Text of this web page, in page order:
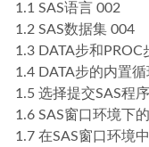
1.1 SAS语言 002
1.2 SAS数据集 004
1.3 DATA步和PROC
1.4 DATA步的内置
1.5 选择提交SAS程
1.6 SAS窗口环境下
1.7 在SAS窗口环境